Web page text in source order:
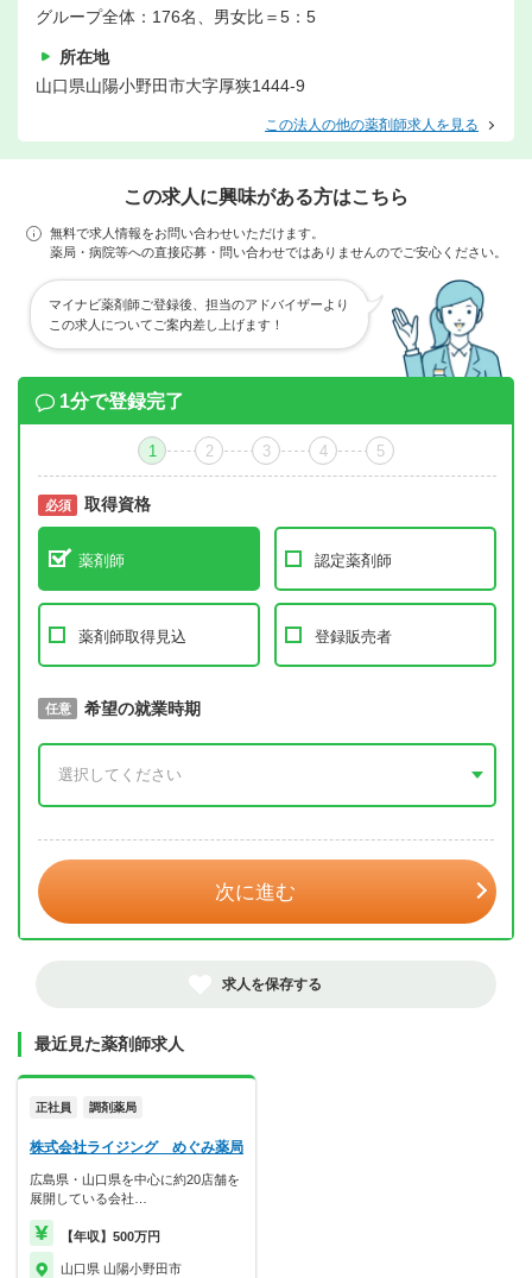
グループ全体：176名、男女比＝5：5
所在地
山口県山陽小野田市大字厚狭1444-9
この法人の他の薬剤師求人を見る
この求人に興味がある方はこちら
無料で求人情報をお問い合わせいただけます。
薬局・病院等への直接応募・問い合わせではありませんのでご安心ください。
マイナビ薬剤師ご登録後、担当のアドバイザーより
この求人についてご案内差し上げます！
1分で登録完了
1 2 3 4 5
必須 取得資格
薬剤師 認定薬剤師
薬剤師取得見込 登録販売者
必須 取得予定年
任意 希望の就業時期
次に進む
求人を保存する
最近見た薬剤師求人
正社員 調剤薬局
株式会社ライジング めぐみ薬局
広島県・山口県を中心に約20店舗を
展開している会社…
【年収】500万円
山口県 山陽小野田市